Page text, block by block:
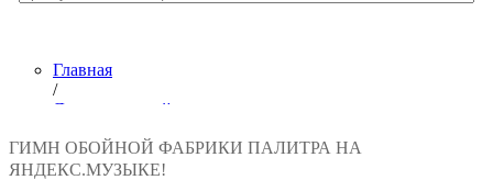
Главная
/
Лента новостей
Гимн обойной фабрики ПАЛИТРА
ГИМН ОБОЙНОЙ ФАБРИКИ ПАЛИТРА НА
ЯНДЕКС.МУЗЫКЕ!